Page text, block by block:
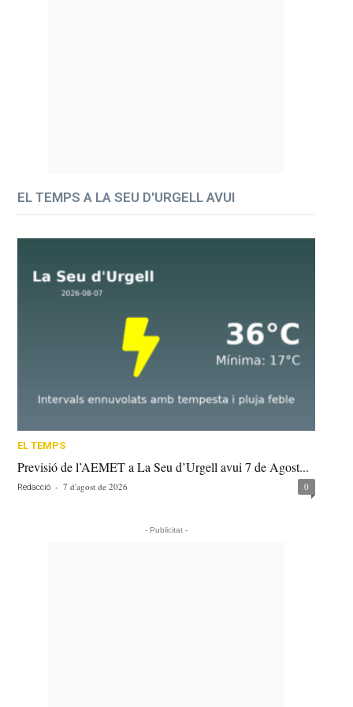
EL TEMPS A LA SEU D'URGELL AVUI
EL TEMPS
Previsió de l’AEMET a La Seu d’Urgell avui 7 de Agost...
Redacció - 7 d'agost de 2026 0
- Publicitat -